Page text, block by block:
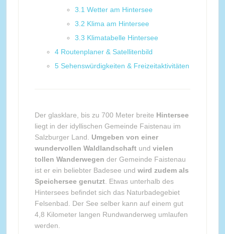
3.1 Wetter am Hintersee
3.2 Klima am Hintersee
3.3 Klimatabelle Hintersee
4 Routenplaner & Satellitenbild
5 Sehenswürdigkeiten & Freizeitaktivitäten
Der glasklare, bis zu 700 Meter breite Hintersee
liegt in der idyllischen Gemeinde Faistenau im
Salzburger Land. Umgeben von einer
wundervollen Waldlandschaftund vielen
tollen Wanderwegen der Gemeinde Faistenau
ist er ein beliebter Badesee und wird zudem als
Speichersee genutzt. Etwas unterhalb des
Hintersees befindet sich das Naturbadegebiet
Felsenbad. Der See selber kann auf einem gut
4,8 Kilometer langen Rundwanderweg umlaufen
werden.